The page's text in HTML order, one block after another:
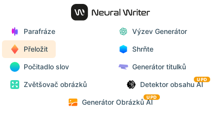
Parafráze Výzev Generátor
Přeložit Shrňte
Počitadlo slov Generátor titulků
Zvětšovač obrázků Detektor obsahu AI
UPD
Generátor Obrázků AI
UPD